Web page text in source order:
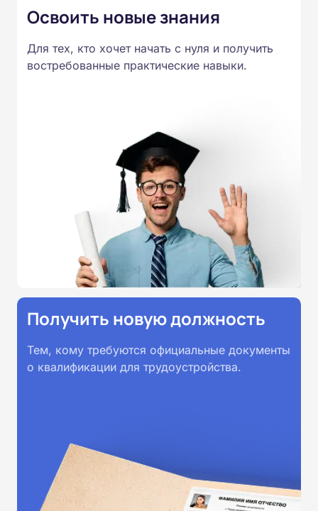
Освоить новые знания
Для тех, кто хочет начать с нуля и получить
востребованные практические навыки.
Получить новую должность
Тем, кому требуются официальные документы
о квалификации для трудоустройства.